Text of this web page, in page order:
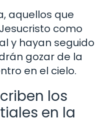
aquellos que
como
y hayan seguido
gozar de la
en el cielo.
los
en la